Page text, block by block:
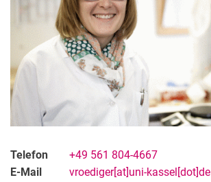
Telefon
+49 561 804-4667
E-Mail
vroediger[at]uni-kassel[dot]de